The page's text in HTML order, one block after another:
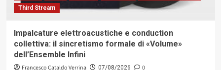
Third Stream
Impalcature elettroacustiche e conduction
collettiva: il sincretismo formale di «Volume»
dell’Ensemble Infini
Francesco Cataldo Verrina 07/08/2026 0